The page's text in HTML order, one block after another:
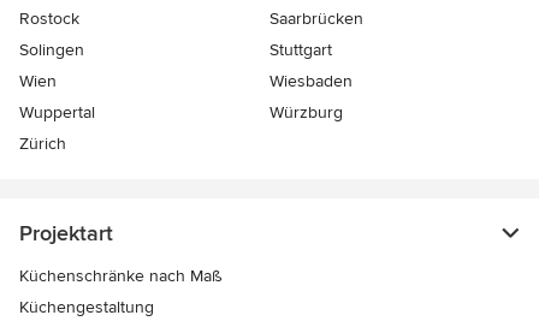
Rostock
Saarbrücken
Solingen
Stuttgart
Wien
Wiesbaden
Wuppertal
Würzburg
Zürich
Projektart
Küchenschränke nach Maß
Küchengestaltung